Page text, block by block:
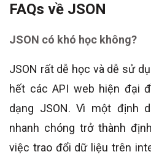
FAQs về JSON
JSON có khó học không?
JSON rất dễ học và dễ sử
hết các API web hiện đại
dạng JSON. Vì một định
nhanh chóng trở thành
việc trao đổi dữ liệu trên